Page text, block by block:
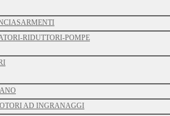
RIDUTTORI-POMPE
AD INGRANAGGI